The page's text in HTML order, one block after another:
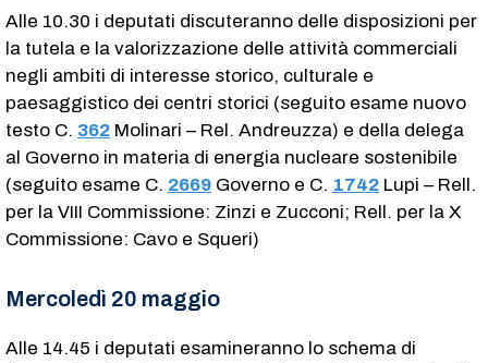
Alle 10.30 i deputati discuteranno delle disposizioni per
la tutela e la valorizzazione delle attività commerciali
negli ambiti di interesse storico, culturale e
paesaggistico dei centri storici (seguito esame nuovo
testo C. 362 ​ Molinari – Rel. Andreuzza) e della delega
al Governo in materia di energia nucleare sostenibile
(seguito esame C. 2669 ​ Governo e C. 1742 ​ Lupi – Rell.
per la VIII Commissione: Zinzi e Zucconi; Rell. per la X
Commissione: Cavo e Squeri)
Mercoledì 20 maggio
Alle 14.45 i deputati esamineranno lo schema di